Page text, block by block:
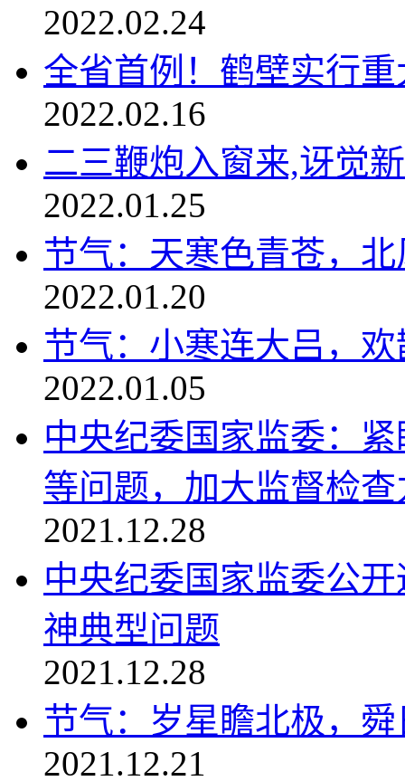
2022.02.24
全省首例！鹤壁实行
2022.02.16
二三鞭炮入窗来,讶觉
2022.01.25
节气：天寒色青苍，
2022.01.20
节气：小寒连大吕，
2022.01.05
中央纪委国家监委：
等问题，加大监督检查
2021.12.28
中央纪委国家监委公
神典型问题
2021.12.28
节气：岁星瞻北极，
2021.12.21